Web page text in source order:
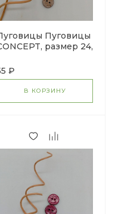
Пуговицы
размер 24,
₽
В КОРЗИНУ